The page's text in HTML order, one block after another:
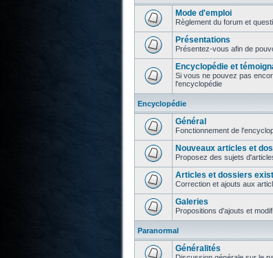
Mode d'emploi
Règlement du forum et
Présentations
Présentez-vous afin de
Encyclopédie et
Si vous ne pouvez pas
l'encyclopédie
Encyclopédie
Général
Fonctionnement de
Nouveaux articles et
Proposez des sujets
Articles et dossiers
Correction et ajouts aux
Galeries
Propositions d'ajouts et
Paranormal
Généralités